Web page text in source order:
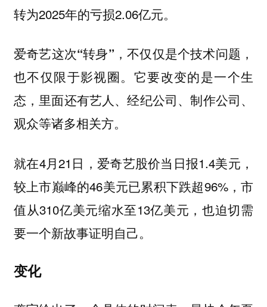
转为2025年的亏损2.06亿元。
爱奇艺这次“转身”，不仅仅是个技术问题，
也不仅限于影视圈。它要改变的是一个生
态，里面还有艺人、经纪公司、制作公司、
观众等诸多相关方。
就在4月21日，爱奇艺股价当日报1.4美元，
较上市巅峰的46美元已累积下跌超96%，市
值从310亿美元缩水至13亿美元，也迫切需
要一个新故事证明自己。
变化